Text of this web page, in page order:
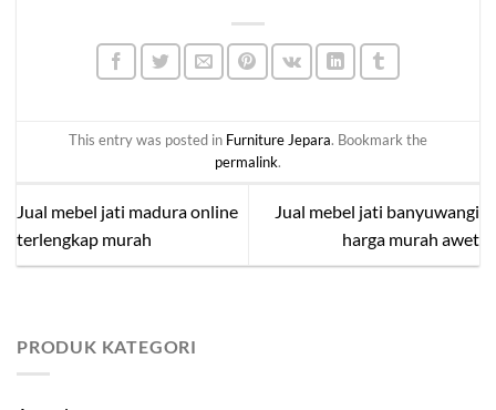
bagi Anda sebelum memutuskan untuk
membeli mebel jati yang Anda inginkan.
katalogdi websitebrokoku.com, silakan
klik tombol WA untuk info lebih lanjut
This entry was posted in Furniture Jepara. Bookmark the
permalink.
Jual mebel jati madura online
terlengkap murah
Jual mebel jati banyuwangi
harga murah awet
PRODUK KATEGORI